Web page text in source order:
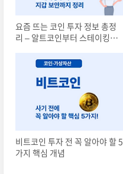
요즘 뜨는 코인 투자 정보 총정
리 – 알트코인부터 스테이킹까
비트코인 투자 전 꼭 알아야 할 5
가지 핵심 개념